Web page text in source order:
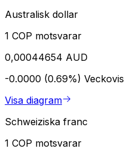
Australisk dollar
1 COP motsvarar
0,00044654 AUD
-0.0000 (0.69%) Veckovis
Visa diagram
Schweiziska franc
1 COP motsvarar